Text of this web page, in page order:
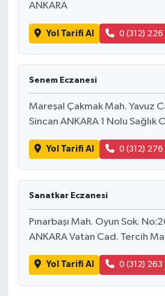
ANKARA
Yol Tarifi Al 0 (312) 226
Senem Eczanesi
Mareşal Çakmak Mah. Yavuz
Sincan ANKARA 1 Nolu Sağlık
Yol Tarifi Al 0 (312) 276
Sanatkar Eczanesi
Pınarbaşı Mah. Oyun Sok.
ANKARA Vatan Cad. Tercih
Yol Tarifi Al 0 (312) 263